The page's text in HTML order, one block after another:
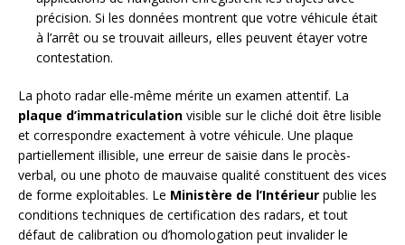
précision. Si les données montrent que votre véhicule était
à l’arrêt ou se trouvait ailleurs, elles peuvent étayer votre
contestation.
La photo radar elle-même mérite un examen attentif. La
plaque d’immatriculation visible sur le cliché doit être lisible
et correspondre exactement à votre véhicule. Une plaque
partiellement illisible, une erreur de saisie dans le procès-
verbal, ou une photo de mauvaise qualité constituent des vices
de forme exploitables. Le Ministère de l’Intérieur publie les
conditions techniques de certification des radars, et tout
défaut de calibration ou d’homologation peut invalider le